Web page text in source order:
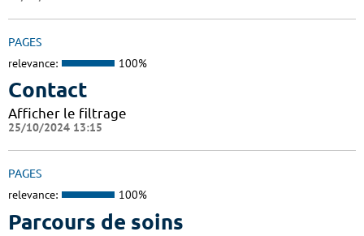
PAGES
relevance: 100%
Contact
Afficher le filtrage
25/10/2024 13:15
PAGES
relevance: 100%
Parcours de soins